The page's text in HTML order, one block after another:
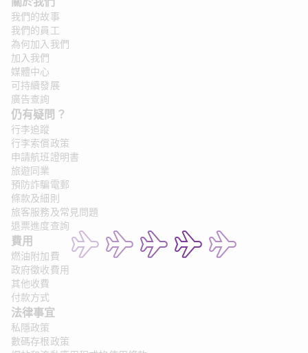
我們的故事
我們的員工
為何加入我們
加入我們
媒體中心
可持續發展
廣告查詢
仍有疑問？
行李追蹤
行李索償政策
申請航班證明書
旅遊同業
預防詐騙電郵
條款及細則
旅客服務及常見問題
退票進度查詢
費用
燃油附加費
政府徵收費用
其他收費
付款方式
法律事宜
私隱政策
數碼存根政策